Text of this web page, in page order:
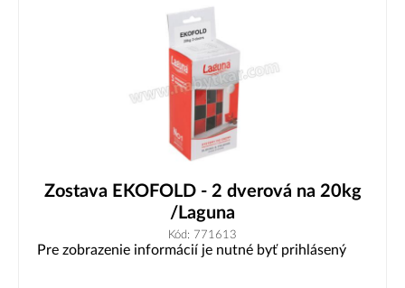
Zostava EKOFOLD - 2 dverová na 20kg
/Laguna
Kód: 771613
Pre zobrazenie informácií je nutné byť prihlásený